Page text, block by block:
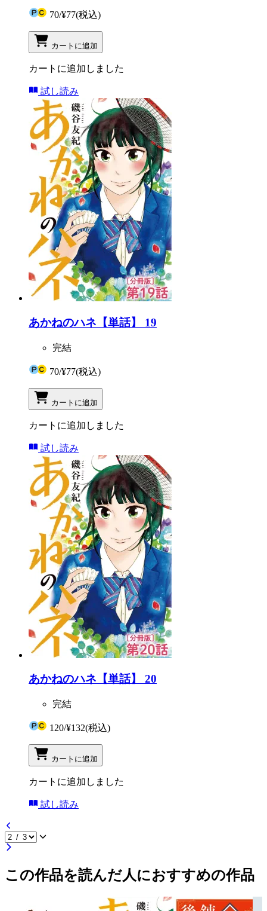
70/¥77(税込)
カートに追加
カートに追加しました
試し読み
あかねのハネ【単話】 19
完結
70/¥77(税込)
カートに追加
カートに追加しました
試し読み
あかねのハネ【単話】 20
完結
120/¥132(税込)
カートに追加
カートに追加しました
試し読み
この作品を読んだ人におすすめの作品